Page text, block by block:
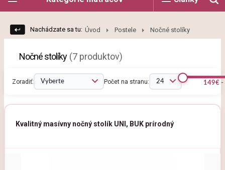
Nachádzate sa tu: Úvod Postele Nočné stolíky
Nočné stolíky (7 produktov)
Zoradiť: Počet na stranu: 149€ -
Kvalitný masívny nočný stolík UNI, BUK prírodný